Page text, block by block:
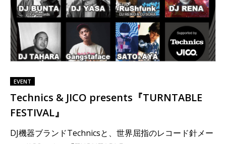
EVENT
Technics & JICO presents『TURNTABLE
FESTIVAL』
DJ機器ブランドTechnicsと、世界屈指のレコード針メー